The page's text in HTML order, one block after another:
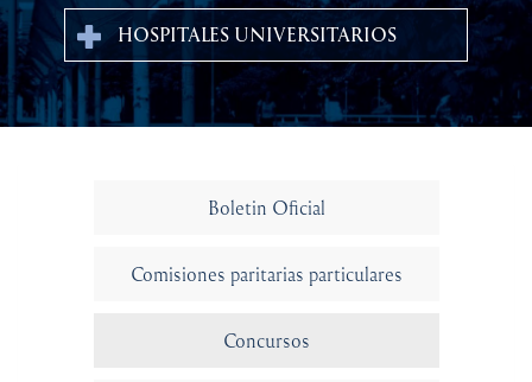
HOSPITALES UNIVERSITARIOS
Boletin Oficial
Comisiones paritarias particulares
Concursos